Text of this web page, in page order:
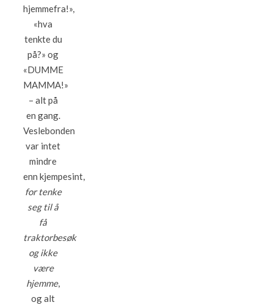
hjemmefra!»,
«hva
tenkte du
på?» og
«DUMME
MAMMA!»
– alt på
en gang.
Veslebonden
var intet
mindre
enn kjempesint,
for tenke
seg til å
få
traktorbesøk
og ikke
være
hjemme,
og alt